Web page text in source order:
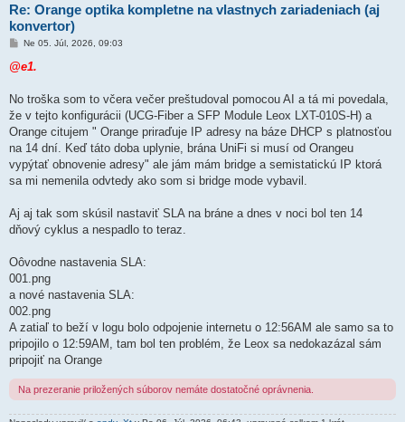
Re: Orange optika kompletne na vlastnych zariadeniach (aj
konvertor)
P
í
e
o
k
Ne 05. Júl, 2026, 09:03
@e1.
No troška som to včera večer preštudoval pomocou AI a tá mi povedala,
že v tejto konfigurácii (UCG-Fiber a SFP Module Leox LXT-010S-H) a
Orange citujem " Orange priraďuje IP adresy na báze DHCP s platnosťou
na 14 dní. Keď táto doba uplynie, brána UniFi si musí od Orangeu
vypýtať obnovenie adresy" ale jám mám bridge a semistatickú IP ktorá
sa mi nemenila odvtedy ako som si bridge mode vybavil.
Aj aj tak som skúsil nastaviť SLA na bráne a dnes v noci bol ten 14
dňový cyklus a nespadlo to teraz.
Oôvodne nastavenia SLA:
001.png
a nové nastavenia SLA:
002.png
A zatiaľ to beží v logu bolo odpojenie internetu o 12:56AM ale samo sa to
pripojilo o 12:59AM, tam bol ten problém, že Leox sa nedokazázal sám
pripojiť na Orange
Na prezeranie priložených súborov nemáte dostatočné oprávnenia.